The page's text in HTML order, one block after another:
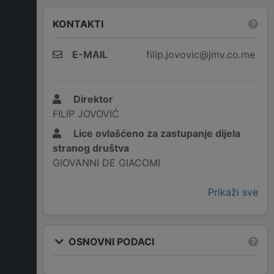
KONTAKTI
E-MAIL filip.jovovic@jmv.co.me
Direktor
FILIP JOVOVIĆ
Lice ovlašćeno za zastupanje dijela
stranog društva
GIOVANNI DE GIACOMI
Prikaži sve
OSNOVNI PODACI